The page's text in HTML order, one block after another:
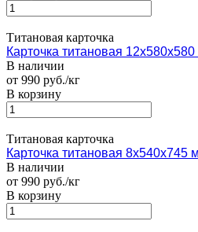
Титановая карточка
Карточка титановая
В наличии
от 990 руб./кг
В корзину
Титановая карточка
Карточка титановая 8х540х745
В наличии
от 990 руб./кг
В корзину